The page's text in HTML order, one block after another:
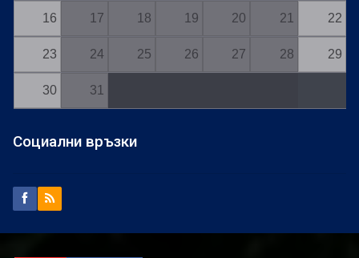
16 17 18 19 20 21 22
23 24 25 26 27 28 29
30 31
Социални връзки